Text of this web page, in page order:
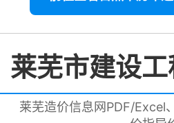
莱芜市建设
莱芜造价信息网PDF/Excel